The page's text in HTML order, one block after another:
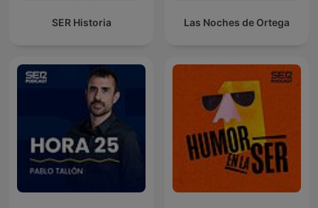
SER Historia Las Noches de Ortega